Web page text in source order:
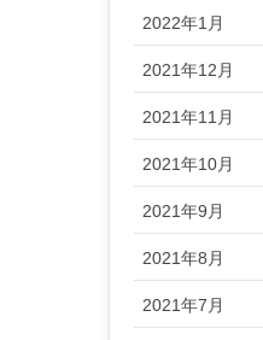
2022年1月
2021年12月
2021年11月
2021年10月
2021年9月
2021年8月
2021年7月